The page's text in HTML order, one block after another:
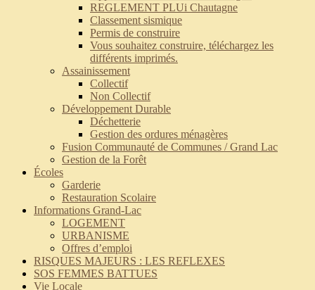
REGLEMENT PLUi Chautagne
Classement sismique
Permis de construire
Vous souhaitez construire, téléchargez les
différents imprimés.
Assainissement
Collectif
Non Collectif
Développement Durable
Déchetterie
Gestion des ordures ménagères
Fusion Communauté de Communes / Grand Lac
Gestion de la Forêt
Écoles
Garderie
Restauration Scolaire
Informations Grand-Lac
LOGEMENT
URBANISME
Offres d’emploi
RISQUES MAJEURS : LES REFLEXES
SOS FEMMES BATTUES
Vie Locale